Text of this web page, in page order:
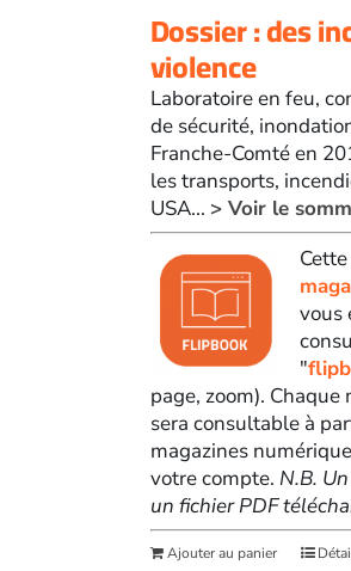
Dossier : des
violence
Laboratoire en feu,
de sécurité,
Franche-Comté en
les transports,
USA... > Voir le
vous
"
page, zoom). Chaque
sera consultable à
magazines
votre compte. N.B.
un fichier PDF
Ajouter au panier